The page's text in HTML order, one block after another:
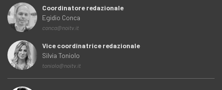
Coordinatore redazionale
Egidio Conca
conca@noitv.it
Vice coordinatrice redazionale
Silvia Toniolo
toniolo@noitv.it